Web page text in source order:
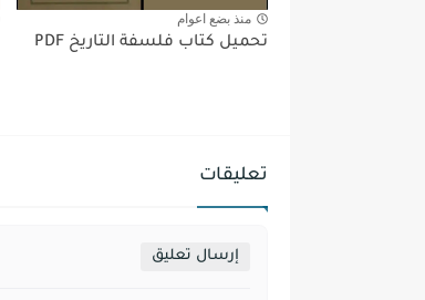
منذ بضع اعوام
تحميل كتاب فلسفة التاريخ PDF
تعليقات
إرسال تعليق